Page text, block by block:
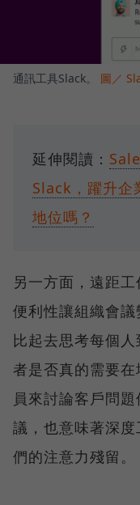
通訊工具Slack。 圖／
延伸閱讀：
Slack，躍升企
地位嗎？
另一方面，遠距
便利性讓組織會議
比起去思考每個
者是否真的需要
員來討論客戶問
議，也意味著深
們的注意力殘留。